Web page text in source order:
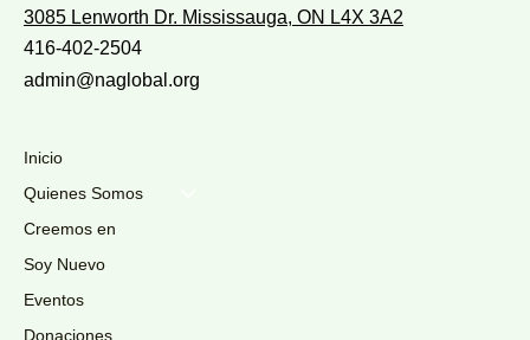
3085 Lenworth Dr. Mississauga, ON L4X 3A2
416-402-2504
admin@naglobal.org
Inicio
Quienes Somos
Creemos en
Soy Nuevo
Eventos
Donaciones